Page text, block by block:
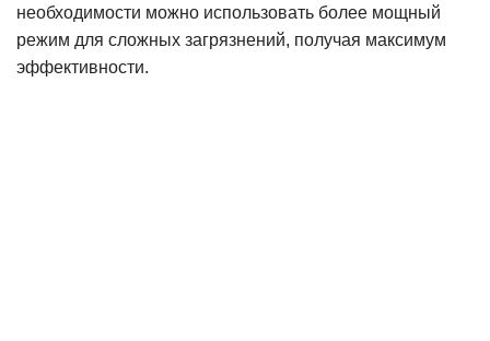
необходимости можно использовать более мощный
режим для сложных загрязнений, получая максимум
эффективности.